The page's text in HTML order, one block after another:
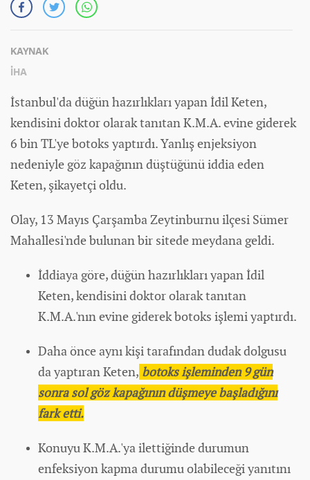
KAYNAK
İHA
İstanbul'da düğün hazırlıkları yapan İdil Keten,
kendisini doktor olarak tanıtan K.M.A. evine giderek
6 bin TL'ye botoks yaptırdı. Yanlış enjeksiyon
nedeniyle göz kapağının düştüğünü iddia eden
Keten, şikayetçi oldu.
Olay, 13 Mayıs Çarşamba Zeytinburnu ilçesi Sümer
Mahallesi'nde bulunan bir sitede meydana geldi.
İddiaya göre, düğün hazırlıkları yapan İdil
Keten, kendisini doktor olarak tanıtan
K.M.A.'nın evine giderek botoks işlemi yaptırdı.
Daha önce aynı kişi tarafından dudak dolgusu
da yaptıran Keten, botoks işleminden 9 gün
sonra sol göz kapağının düşmeye başladığını
fark etti.
Konuyu K.M.A.'ya ilettiğinde durumun
enfeksiyon kapma durumu olabileceği yanıtını